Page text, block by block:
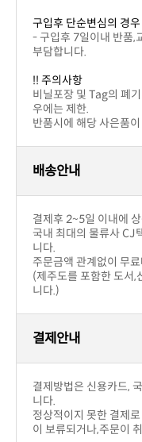
구입후 단순변심의 경우
부담합니다.
!! 주의사항
우에는 제한.
반품시에 해당 사은품
배송안내
결제후 2~5일 이내에
니다.
주문금액 관계없이 무
니다.)
결제안내
니다.
이 보류되거나,주문이